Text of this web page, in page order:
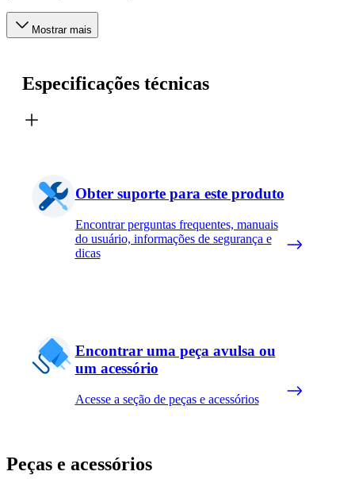
Mostrar mais
Especificações técnicas
Obter suporte para este produto
Encontrar perguntas frequentes, manuais
do usuário, informações de segurança e
dicas
Encontrar uma peça avulsa ou
um acessório
Acesse a seção de peças e acessórios
Peças e acessórios